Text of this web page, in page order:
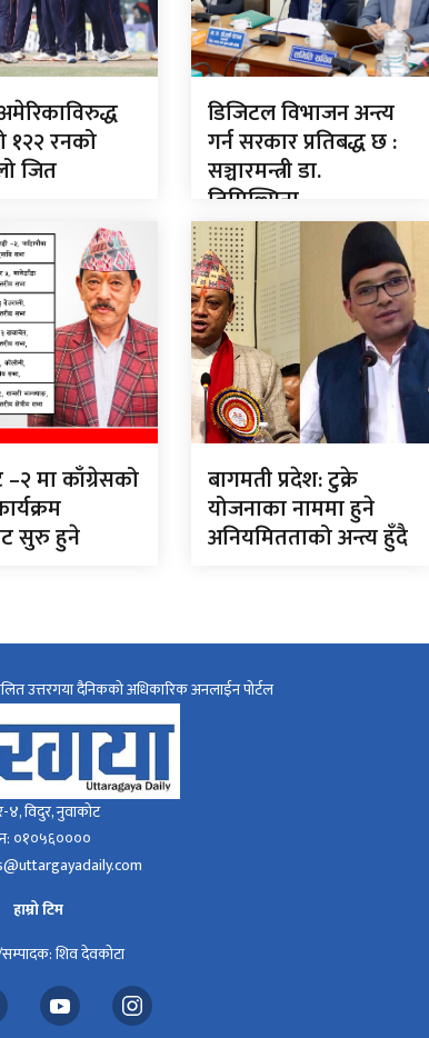
१२२ रनको
जित
डिजिटल विभाजन अन्त्य
गर्न सरकार प्रतिबद्ध छ :
सञ्चारमन्त्री डा.
तिमिल्सिना
मा काँग्रेसको
सुरु हुने
बागमती प्रदेश: टुक्रे
योजनाका नाममा हुने
अनियमितताको अन्त्य हुँदै
उत्तरगया दैनिकको अधिकारिक अनलाईन पोर्टल
४, विदुर, नुवाकोट
०१०५६००००
हाम्रो टिम
शिव देवकोटा